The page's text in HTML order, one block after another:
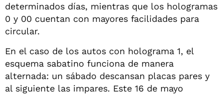
determinados días, mientras que los hologramas
0 y 00 cuentan con mayores facilidades para
circular.
En el caso de los autos con holograma 1, el
esquema sabatino funciona de manera
alternada: un sábado descansan placas pares y
al siguiente las impares. Este 16 de mayo